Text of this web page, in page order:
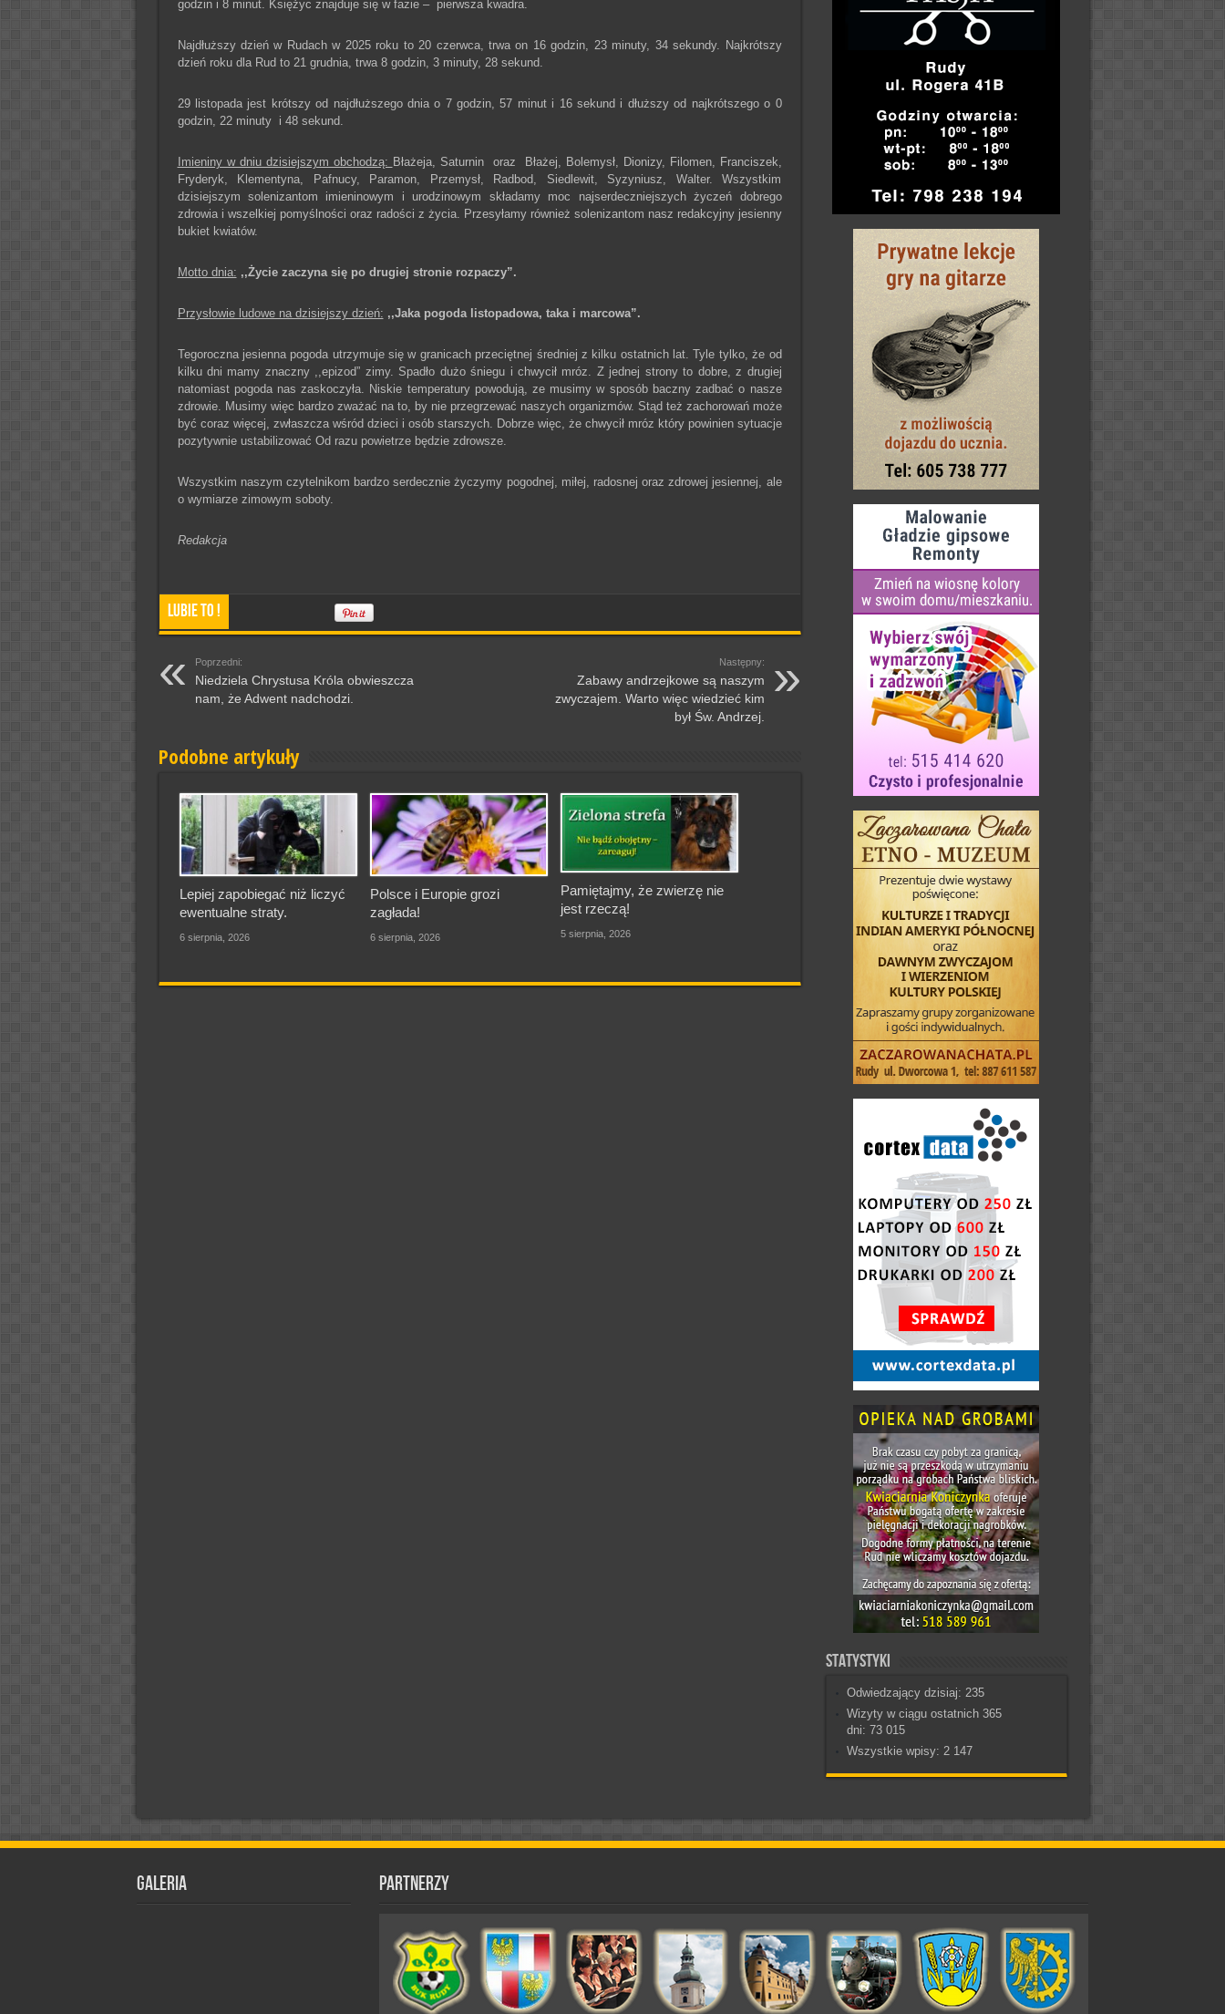
godzin i 8 minut. Księżyc znajduje się w fazie – pierwsza kwadra.
Najdłuższy dzień w Rudach w 2025 roku to 20 czerwca, trwa on 16 godzin, 23 minuty, 34 sekundy. Najkrótszy
dzień roku dla Rud to 21 grudnia, trwa 8 godzin, 3 minuty, 28 sekund.
29 listopada jest krótszy od najdłuższego dnia o 7 godzin, 57 minut i 16 sekund i dłuższy od najkrótszego o 0
godzin, 22 minuty i 48 sekund.
Imieniny w dniu dzisiejszym obchodzą: Błażeja, Saturnin oraz Błażej, Bolemysł, Dionizy, Filomen, Franciszek,
Fryderyk, Klementyna, Pafnucy, Paramon, Przemysł, Radbod, Siedlewit, Syzyniusz, Walter. Wszystkim
dzisiejszym solenizantom imieninowym i urodzinowym składamy moc najserdeczniejszych życzeń dobrego
zdrowia i wszelkiej pomyślności oraz radości z życia. Przesyłamy również solenizantom nasz redakcyjny jesienny
bukiet kwiatów.
Motto dnia: ,,Życie zaczyna się po drugiej stronie rozpaczy”.
Przysłowie ludowe na dzisiejszy dzień: ,,Jaka pogoda listopadowa, taka i marcowa”.
Tegoroczna jesienna pogoda utrzymuje się w granicach przeciętnej średniej z kilku ostatnich lat. Tyle tylko, że od
kilku dni mamy znaczny ,,epizod” zimy. Spadło dużo śniegu i chwycił mróz. Z jednej strony to dobre, z drugiej
natomiast pogoda nas zaskoczyła. Niskie temperatury powodują, ze musimy w sposób baczny zadbać o nasze
zdrowie. Musimy więc bardzo zważać na to, by nie przegrzewać naszych organizmów. Stąd też zachorowań może
być coraz więcej, zwłaszcza wśród dzieci i osób starszych. Dobrze więc, że chwycił mróz który powinien sytuacje
pozytywnie ustabilizować Od razu powietrze będzie zdrowsze.
Wszystkim naszym czytelnikom bardzo serdecznie życzymy pogodnej, miłej, radosnej oraz zdrowej jesiennej, ale
o wymiarze zimowym soboty.
Redakcja
Lubie To !
Poprzedni:
Niedziela Chrystusa Króla obwieszcza
nam, że Adwent nadchodzi.
Następny:
Zabawy andrzejkowe są naszym
zwyczajem. Warto więc wiedzieć kim
był Św. Andrzej.
Podobne artykuły
Lepiej zapobiegać niż liczyć
ewentualne straty.
6 sierpnia, 2026
Polsce i Europie grozi
zagłada!
6 sierpnia, 2026
Pamiętajmy, że zwierzę nie
jest rzeczą!
5 sierpnia, 2026
Statystyki
Odwiedzający dzisiaj: 235
Wizyty w ciągu ostatnich 365
dni: 73 015
Wszystkie wpisy: 2 147
Galeria Partnerzy